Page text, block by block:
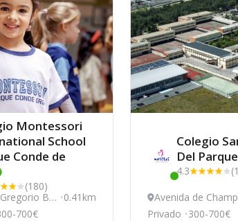
ha estado online recientemente
Montessori
School
Conde de
(180)
Be
25, Madrid
0.41km
700€
Colegio
Del Parque
4.3
Avenida de
nat 2, Madrid
Privado
300-700€